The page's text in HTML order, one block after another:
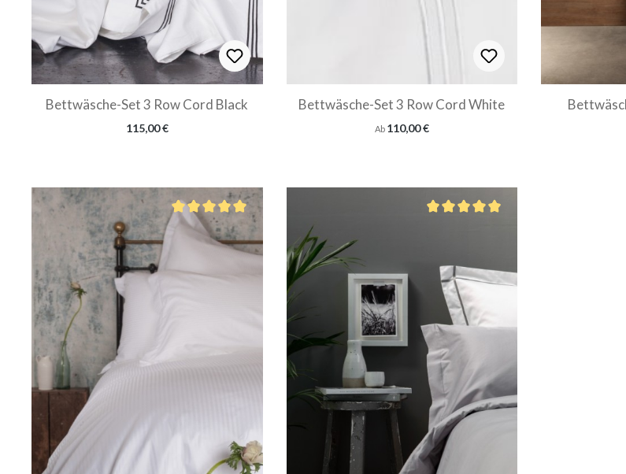
Bettwäsche-Set 3 Row Cord Black
Regulärer Preis:
115,00 €
Bettwäsche-Set 3 Row Cord White
Regulärer Preis:
Ab 110,00 €
Durchschnittliche Bewertung von 5 von 5 Sternen